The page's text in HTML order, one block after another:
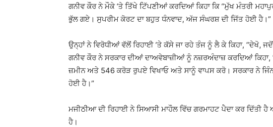
ਗਨੀਵ ਕੌਰ ਨੇ ਮੌਕੇ ‘ਤੇ ਤਿੱਖੇ ਟਿੱਪਣੀਆਂ ਕਰਦਿਆਂ ਕਿਹਾ ਕਿ “ਮੁੱਖ ਮੰਤਰੀ
ਭੁੱਲ ਗਏ। ਸੁਪਰੀਮ ਕੋਰਟ ਦਾ ਬਹੁਤ ਧੰਨਵਾਦ, ਅੱਜ ਸੰਘਰਸ਼ ਦੀ ਜਿੱਤ ਹੋਈ ਹੈ।”
ਉਨ੍ਹਾਂ ਨੇ ਵਿਰੋਧੀਆਂ ਵੱਲੋਂ ਰਿਹਾਈ ‘ਤੇ ਕੱਸੇ ਜਾ ਰਹੇ ਤੰਜ ਨੂੰ ਲੈ ਕੇ ਕਿਹਾ, “ਦੇਖੋ,
ਗਨੀਵ ਕੌਰ ਨੇ ਸਰਕਾਰ ਦੀਆਂ ਦਾਅਵੇਬਾਜ਼ੀਆਂ ਨੂੰ ਨਜ਼ਰਅੰਦਾਜ਼ ਕਰਦਿਆਂ
ਜ਼ਮੀਨ ਅਤੇ 546 ਕਰੋੜ ਰੁਪਏ ਵਿਖਾਓ ਅਤੇ ਸਾਨੂੰ ਵਾਪਸ ਕਰੋ। ਸਰਕਾਰ ਨੇ
ਹੋਈ ਹੈ।”
ਮਜੀਠੀਆ ਦੀ ਰਿਹਾਈ ਨੇ ਸਿਆਸੀ ਮਾਹੌਲ ਵਿੱਚ ਗਰਮਾਹਟ ਪੈਦਾ ਕਰ ਦਿੱਤੀ
ਹੈ।